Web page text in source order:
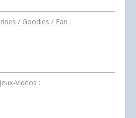
/ Goodies / Fan :
Vidéos :